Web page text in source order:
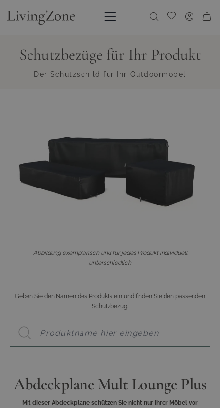
Meine Wunschliste
Schutzbezüge für Ihr Produkt
- Der Schutzschild für Ihr Outdoormöbel -
Abbildung exemplarisch und für jedes Produkt individuell
unterschiedlich
Geben Sie den Namen des Produkts ein und finden Sie den passenden
Schutzbezug.
Abdeckplane Mult Lounge Plus
Mit dieser Abdeckplane schützen Sie nicht nur Ihrer Möbel vor